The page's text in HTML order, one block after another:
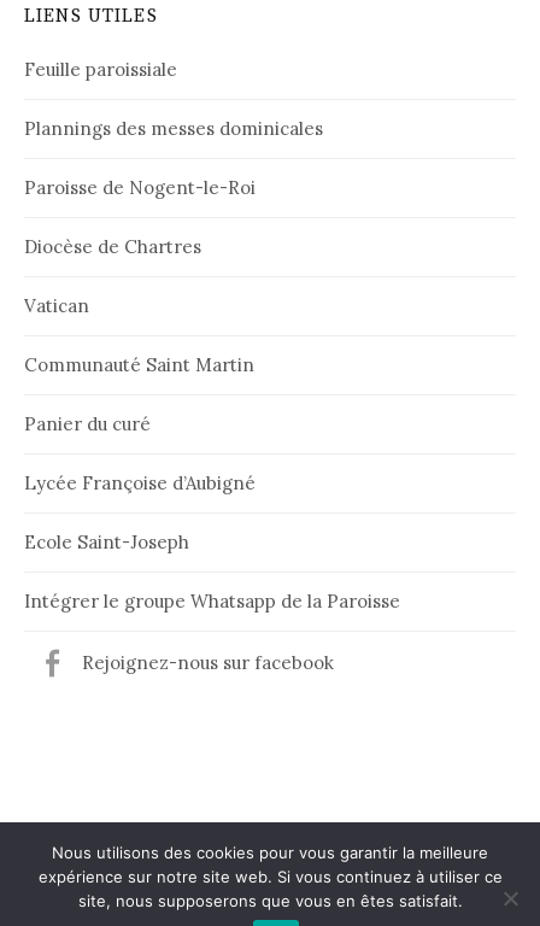
LIENS UTILES
Feuille paroissiale
Plannings des messes dominicales
Paroisse de Nogent-le-Roi
Diocèse de Chartres
Vatican
Communauté Saint Martin
Panier du curé
Lycée Françoise d’Aubigné
Ecole Saint-Joseph
Intégrer le groupe Whatsapp de la Paroisse
Rejoignez-nous sur facebook
© 2026Paroisse de Maintenon
Theme:
Nous utilisons des cookies pour vous garantir la meilleure
expérience sur notre site web. Si vous continuez à utiliser ce
site, nous supposerons que vous en êtes satisfait.